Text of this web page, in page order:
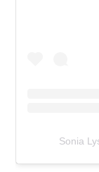
Sonia